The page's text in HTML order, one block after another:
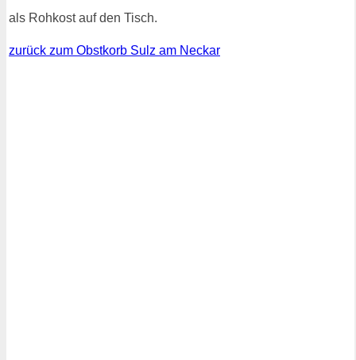
als Rohkost auf den Tisch.
zurück zum Obstkorb Sulz am Neckar